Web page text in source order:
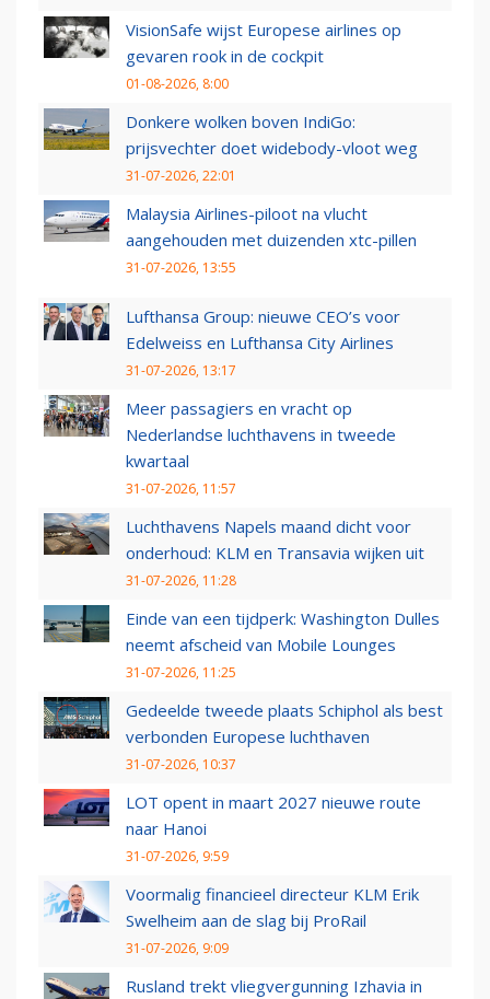
VisionSafe wijst Europese airlines op
gevaren rook in de cockpit
01-08-2026, 8:00
Donkere wolken boven IndiGo:
prijsvechter doet widebody-vloot weg
31-07-2026, 22:01
Malaysia Airlines-piloot na vlucht
aangehouden met duizenden xtc-pillen
31-07-2026, 13:55
Lufthansa Group: nieuwe CEO’s voor
Edelweiss en Lufthansa City Airlines
31-07-2026, 13:17
Meer passagiers en vracht op
Nederlandse luchthavens in tweede
kwartaal
31-07-2026, 11:57
Luchthavens Napels maand dicht voor
onderhoud: KLM en Transavia wijken uit
31-07-2026, 11:28
Einde van een tijdperk: Washington Dulles
neemt afscheid van Mobile Lounges
31-07-2026, 11:25
Gedeelde tweede plaats Schiphol als best
verbonden Europese luchthaven
31-07-2026, 10:37
LOT opent in maart 2027 nieuwe route
naar Hanoi
31-07-2026, 9:59
Voormalig financieel directeur KLM Erik
Swelheim aan de slag bij ProRail
31-07-2026, 9:09
Rusland trekt vliegvergunning Izhavia in